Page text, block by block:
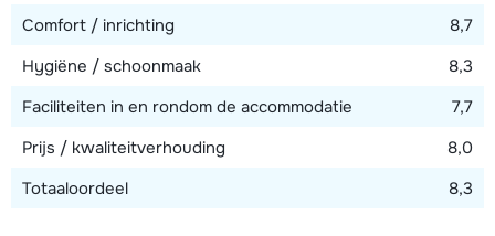
Bekijk kaart
Comfort / inrichting
8,7
Hygiëne / schoonmaak
8,3
Faciliteiten in en rondom de accommodatie
7,7
Prijs / kwaliteitverhouding
8,0
Totaaloordeel
8,3